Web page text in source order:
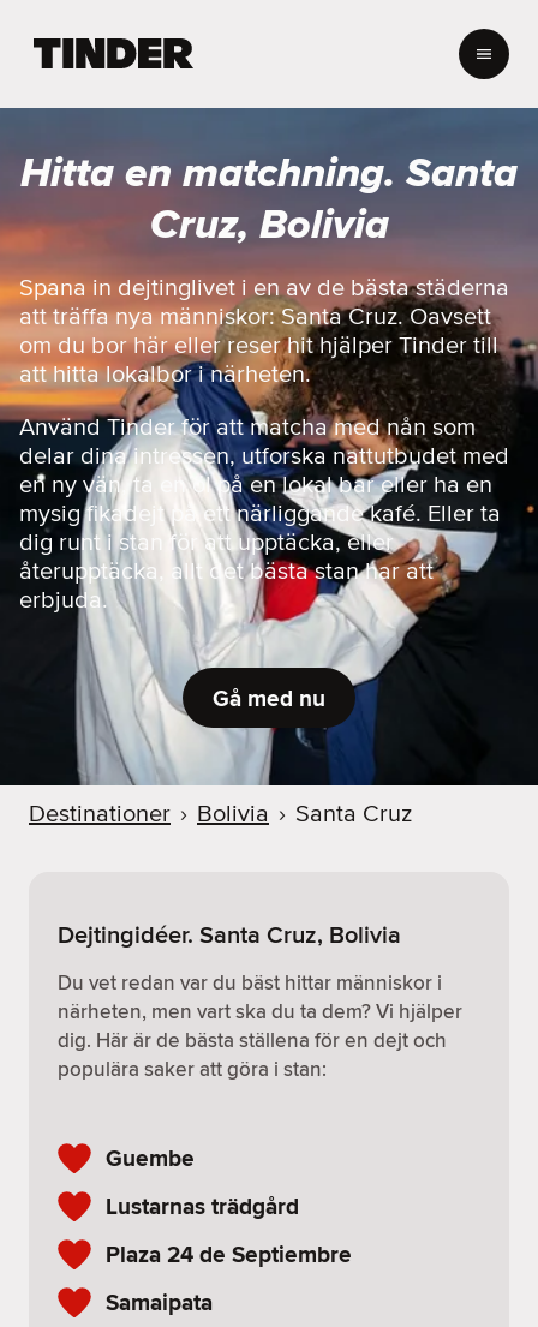
r
s
a
r
t
s
i
d
a
Hitta en matchning. Santa
Cruz, Bolivia
Spana in dejtinglivet i en av de bästa städerna
att träffa nya människor: Santa Cruz. Oavsett
om du bor här eller reser hit hjälper Tinder till
att hitta lokalbor i närheten.
Använd Tinder för att matcha med nån som
delar dina intressen, utforska nattutbudet med
en ny vän, ta en öl på en lokal bar eller ha en
mysig fikadejt på ett närliggande kafé. Eller ta
dig runt i stan för att upptäcka, eller
återupptäcka, allt det bästa stan har att
erbjuda.
Gå med nu
Destinationer › Bolivia › Santa Cruz
Dejtingidéer. Santa Cruz, Bolivia
Du vet redan var du bäst hittar människor i
närheten, men vart ska du ta dem? Vi hjälper
dig. Här är de bästa ställena för en dejt och
populära saker att göra i stan:
Guembe
Lustarnas trädgård
Plaza 24 de Septiembre
Samaipata